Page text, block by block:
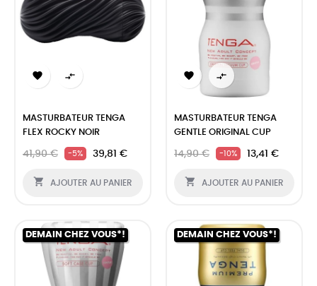
 
MASTURBATEUR TENGA
FLEX ROCKY NOIR
41,90 € -5% 39,81 €
 AJOUTER AU PANIER
 
MASTURBATEUR TENGA
GENTLE ORIGINAL CUP
14,90 € -10% 13,41 €
 AJOUTER AU PANIER
DEMAIN CHEZ VOUS*! DEMAIN CHEZ VOUS*!